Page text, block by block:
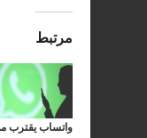
مرتبط
واتساب يقترب